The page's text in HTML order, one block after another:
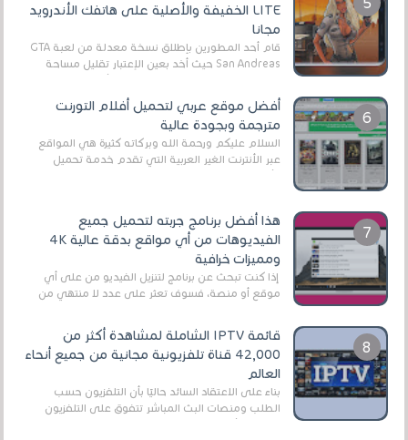
LITE الخفيفة والأصلية على هاتفك الأندرويد
مجانا
قام أحد المطورين بإطلاق نسخة معدلة من لعبة GTA
San Andreas حيث أخد بعين الإعتبار تقليل مساحة
أفضل موقع عربي لتحميل أفلام التورنت
مترجمة وبجودة عالية
السلام عليكم ورحمة الله وبركاته كثيرة هي المواقع
عبر الأنترنت الغير العربية التي تقدم خدمة تحميل
الأفلام على التورنت ، ومعظم هذه المواقع ل...
هذا أفضل برنامج جربته لتحميل جميع
الفيديوهات من أي مواقع بدقة عالية 4K
ومميزات خرافية
إذا كنت تبحث عن برنامج لتنزيل الفيديو من على أي
موقع أو منصة، فسوف تعثر على عدد لا منتهي من
قائمة IPTV الشاملة لمشاهدة أكثر من
42,000 قناة تلفزيونية مجانية من جميع أنحاء
العالم
بناءً على الاعتقاد السائد حاليًا بأن التلفزيون حسب
الطلب ومنصات البث المباشر تتفوق على التلفزيون
الرقمي الأرضي التقليدي، يُعدّ IPTV-org خيار...